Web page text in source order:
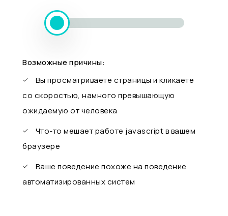
Возможные причины:
Вы просматриваете страницы и кликаете
со скоростью, намного превышающую
ожидаемую от человека
Что-то мешает работе javascript в вашем
браузере
Ваше поведение похоже на поведение
автоматизированных систем